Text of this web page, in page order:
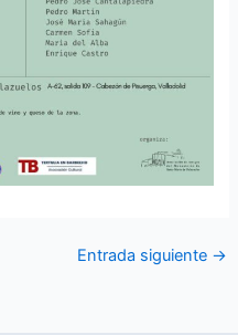
Entrada siguiente →